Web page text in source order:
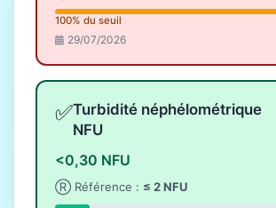
100% du seuil
29/07/2026
✅Turbidité néphélométrique
NFU
<0,30 NFU
Ⓡ Référence : ≤ 2 NFU